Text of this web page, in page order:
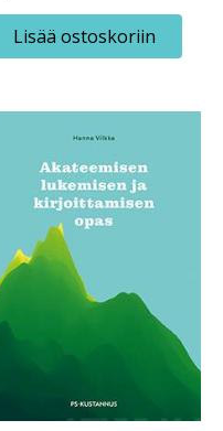
Lisää ostoskoriin